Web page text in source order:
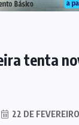
tenta
22 DE